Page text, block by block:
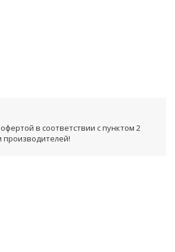
в соответствии с пунктом 2
производителей!